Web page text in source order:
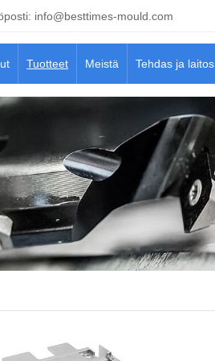
info@besttimes-mould.com
Tuotteet Meistä Tehdas ja laitos